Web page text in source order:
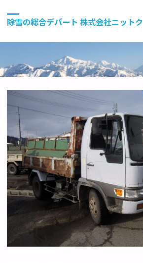
除雪の総合デパート 株式会社ニットク